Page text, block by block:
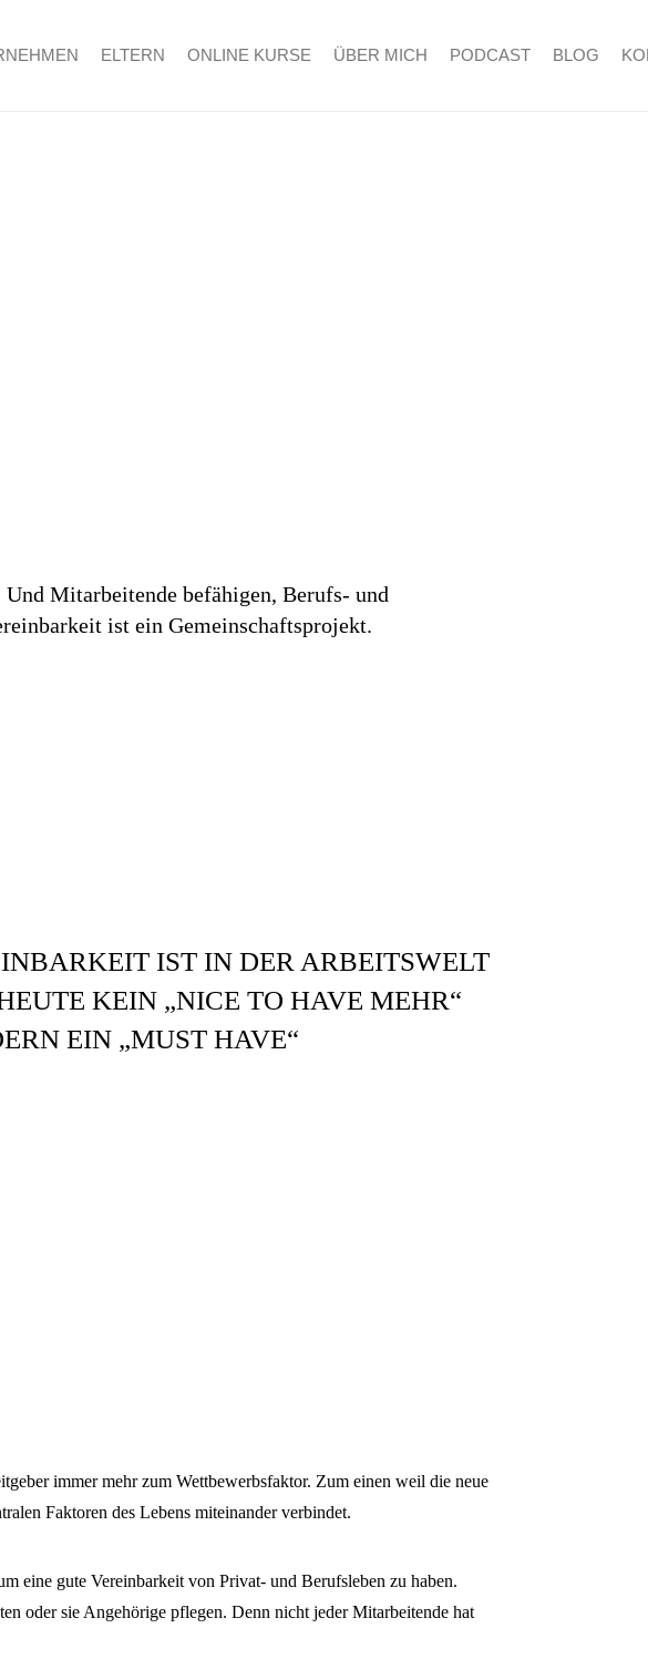
ELTERN ONLINE KURSE ÜBER MICH PODCAST BLOG
Mitarbeitende befähigen, Berufs- und
ist ein Gemeinschaftsprojekt.
IST IN DER ARBEITSWELT
KEIN „NICE TO HAVE MEHR“
EIN „MUST HAVE“
immer mehr zum Wettbewerbsfaktor. Zum einen weil die neue
Faktoren des Lebens miteinander verbindet.
eine gute Vereinbarkeit von Privat- und Berufsleben zu haben.
oder sie Angehörige pflegen. Denn nicht jeder Mitarbeitende hat